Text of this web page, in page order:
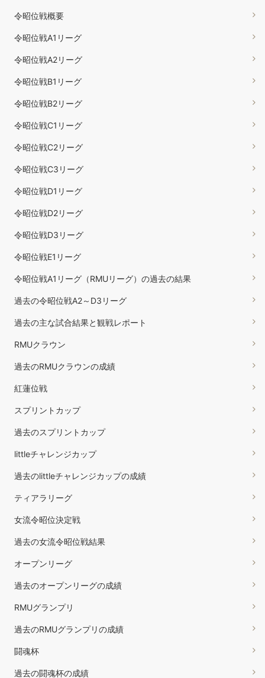
令昭位戦概要
令昭位戦A1リーグ
令昭位戦A2リーグ
令昭位戦B1リーグ
令昭位戦B2リーグ
令昭位戦C1リーグ
令昭位戦C2リーグ
令昭位戦C3リーグ
令昭位戦D1リーグ
令昭位戦D2リーグ
令昭位戦D3リーグ
令昭位戦E1リーグ
令昭位戦A1リーグ（RMUリーグ）の過去の結果
過去の令昭位戦A2～D3リーグ
過去の主な試合結果と観戦レポート
RMUクラウン
過去のRMUクラウンの成績
紅蓮位戦
スプリントカップ
過去のスプリントカップ
littleチャレンジカップ
過去のlittleチャレンジカップの成績
ティアラリーグ
女流令昭位決定戦
過去の女流令昭位戦結果
オープンリーグ
過去のオープンリーグの成績
RMUグランプリ
過去のRMUグランプリの成績
闘魂杯
過去の闘魂杯の成績